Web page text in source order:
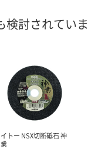
検討されていま
イトー NSX切断砥石 神
業